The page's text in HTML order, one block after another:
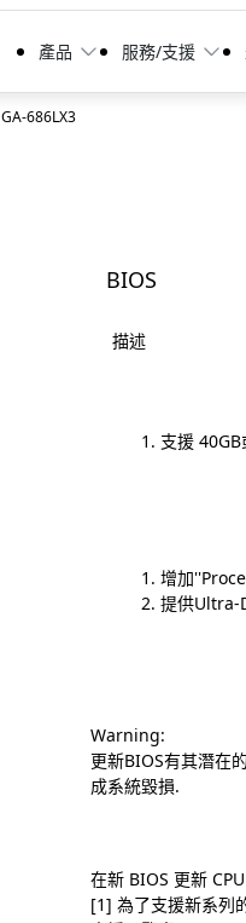
產品 服務/支援
GA-686LX3
BIOS
描述
支援
增加
提供Ultra-
Warning:
更新BIOS有其潛在
成系統毀損.
在新 BIOS 更新
[1] 為了支援新系列